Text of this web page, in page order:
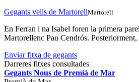
Gegants vells de MartorellMartorell
En Ferran i na Isabel foren la primera
Martorellenc Pau Cendrós. Posteriorment,
Enviar fitxa de gegants
Darreres fitxes consultades
Gegants Nous de Premià de Mar